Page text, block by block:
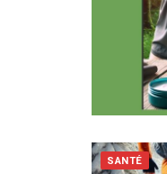
SANTÉ